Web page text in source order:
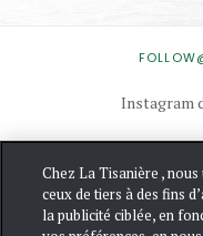
Instagram
Chez La Tisanière ,
ceux de tiers à des fins
la publicité ciblée, en